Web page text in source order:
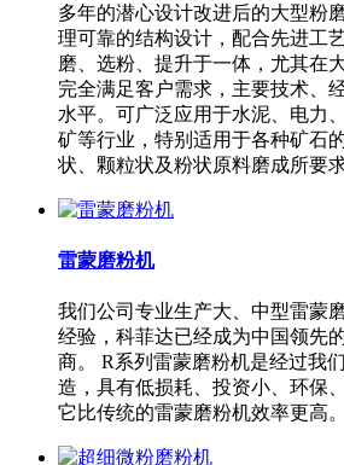
多年的潜心设计改进后的大型粉
理可靠的结构设计，配合先进工
磨、选粉、提升于一体，尤其在
完全满足客户需求，主要技术、
水平。可广泛应用于水泥、电力
矿等行业，特别适用于各种矿石
状、颗粒状及粉状原料磨成所要
雷蒙磨粉机
我们公司专业生产大、中型雷蒙
经验，科菲达已经成为中国领先
商。 R系列雷蒙磨粉机是经过我
造，具有低损耗、投资小、环保
它比传统的雷蒙磨粉机效率更高。